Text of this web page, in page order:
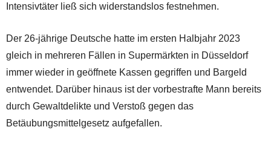
Intensivtäter ließ sich widerstandslos festnehmen.
Der 26-jährige Deutsche hatte im ersten Halbjahr 2023
gleich in mehreren Fällen in Supermärkten in Düsseldorf
immer wieder in geöffnete Kassen gegriffen und Bargeld
entwendet. Darüber hinaus ist der vorbestrafte Mann bereits
durch Gewaltdelikte und Verstoß gegen das
Betäubungsmittelgesetz aufgefallen.